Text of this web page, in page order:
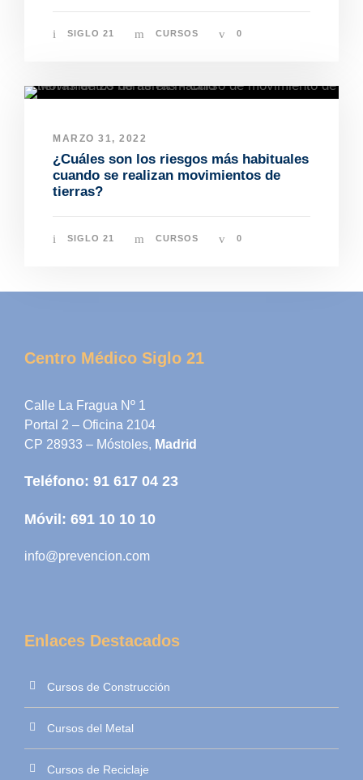
SIGLO 21 CURSOS 0
MARZO 31, 2022
¿Cuáles son los riesgos más habituales
cuando se realizan movimientos de
tierras?
SIGLO 21 CURSOS 0
Centro Médico Siglo 21
Calle La Fragua Nº 1
Portal 2 – Oficina 2104
CP 28933 – Móstoles, Madrid
Teléfono: 91 617 04 23
Móvil: 691 10 10 10
info@prevencion.com
Enlaces Destacados
Cursos de Construcción
Cursos del Metal
Cursos de Reciclaje